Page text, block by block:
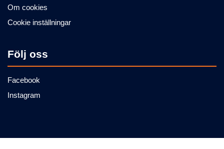
Om cookies
Cookie inställningar
Följ oss
Facebook
Instagram